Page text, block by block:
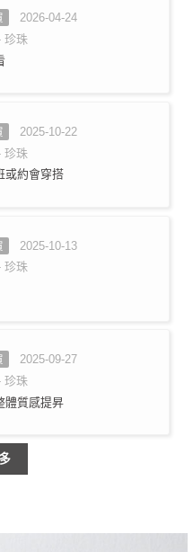
2026-04-24
珍珠
2025-10-22
珍珠
或約會穿搭
2025-10-13
珍珠
2025-09-27
珍珠
體質感提昇